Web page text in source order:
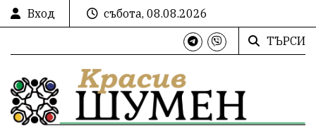
Вход
събота, 08.08.2026
ТЪРСИ